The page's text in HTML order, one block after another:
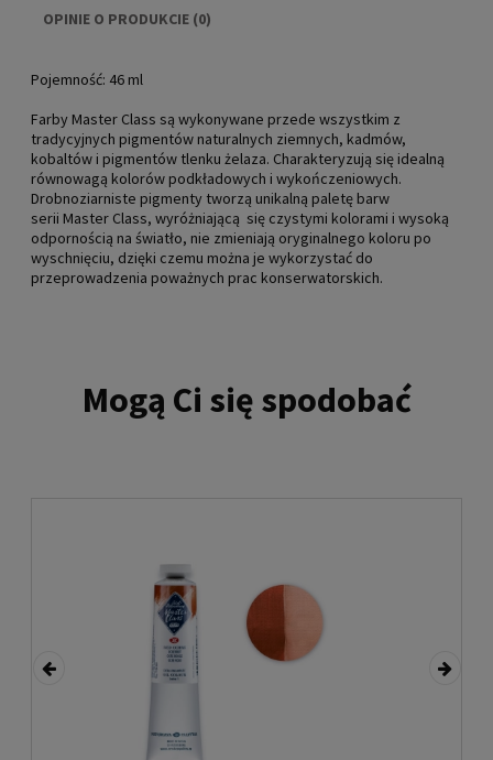
CENA NIE ZAWIERA EWENTUALNYCH KOSZTÓW
OPINIE O PRODUKCIE (0)
Pojemność: 46 ml
Farby Master Class są wykonywane przede wszystkim z
tradycyjnych pigmentów naturalnych ziemnych, kadmów,
kobaltów i pigmentów tlenku żelaza. Charakteryzują się idealną
równowagą kolorów podkładowych i wykończeniowych.
Drobnoziarniste pigmenty tworzą unikalną paletę barw
serii Master Class, wyróżniającą się czystymi kolorami i wysoką
odpornością na światło, nie zmieniają oryginalnego koloru po
wyschnięciu, dzięki czemu można je wykorzystać do
przeprowadzenia poważnych prac konserwatorskich.
Mogą Ci się spodobać